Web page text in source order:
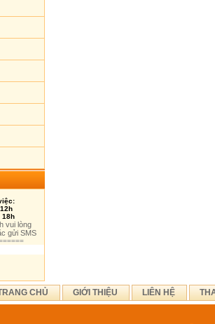
18h
vui lòng
gửi SMS
CHỦ GIỚI THIỆU LIÊN HỆ